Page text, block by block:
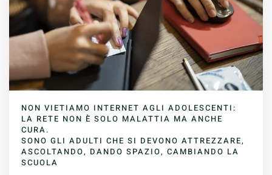
NON VIETIAMO INTERNET AGLI ADOLESCENTI:
LA RETE NON È SOLO MALATTIA MA ANCHE
CURA.
SONO GLI ADULTI CHE SI DEVONO ATTREZZARE,
ASCOLTANDO, DANDO SPAZIO, CAMBIANDO LA
SCUOLA